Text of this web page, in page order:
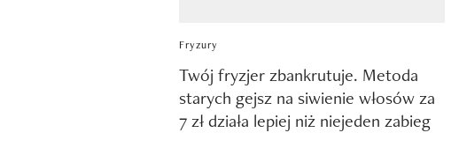
Fryzury
Twój fryzjer zbankrutuje. Metoda
starych gejsz na siwienie włosów za
7 zł działa lepiej niż niejeden zabieg